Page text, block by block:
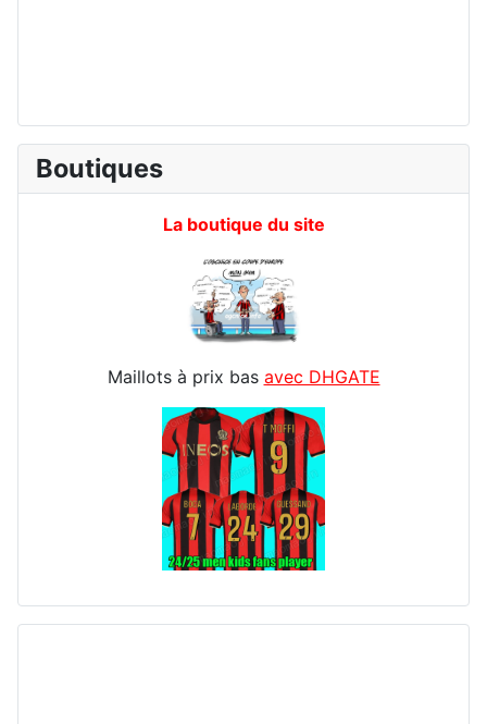
Boutiques
La boutique du site
Maillots à prix bas avec DHGATE